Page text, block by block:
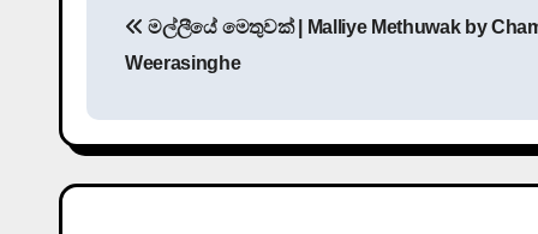
t
n
මල්ලීයේ මෙතුවක් | Malliye Methuwak by
Weerasinghe